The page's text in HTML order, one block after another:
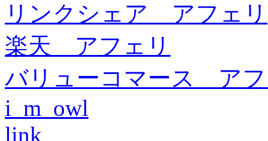
リンクシェア アフェリ
楽天 アフェリ
バリューコマース ア
i_m_owl
link